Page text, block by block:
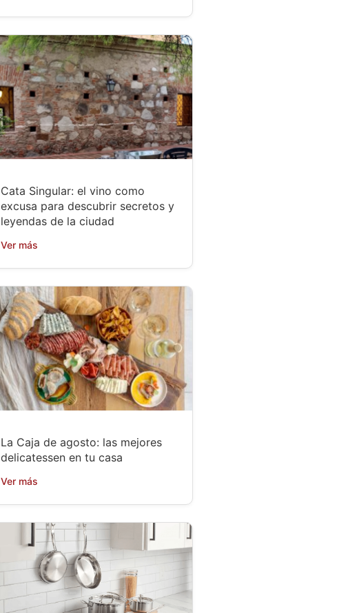
Cata Singular: el vino como
excusa para descubrir secretos y
leyendas de la ciudad
Ver más
La Caja de agosto: las mejores
delicatessen en tu casa
Ver más